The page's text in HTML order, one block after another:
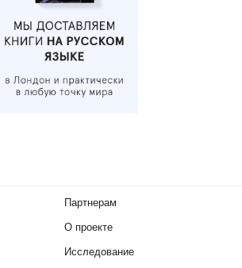
Партнерам
О проекте
Исследование